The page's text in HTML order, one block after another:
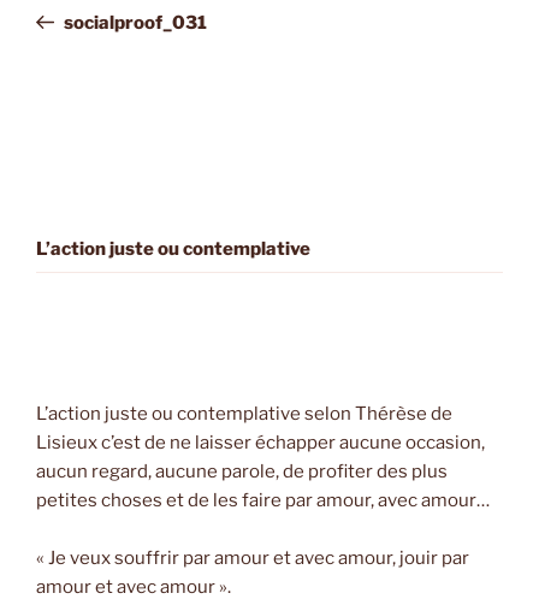
Postsocialproof_031
L’action juste ou contemplative
L’action juste ou contemplative selon Thérèse de
Lisieux c’est de ne laisser échapper aucune occasion,
aucun regard, aucune parole, de profiter des plus
petites choses et de les faire par amour, avec amour…
« Je veux souffrir par amour et avec amour, jouir par
amour et avec amour ».